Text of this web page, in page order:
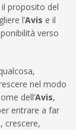
proposito del
l’Avis e il
verso
nel modo
dell’Avis,
entrare a far
crescere,